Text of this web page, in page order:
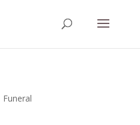
Funeral